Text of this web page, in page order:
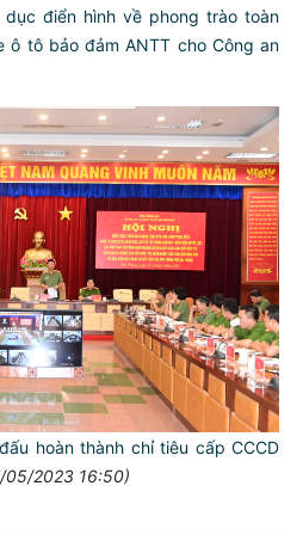
điển hình về phong trào toàn
ô tô bảo đảm ANTT cho Công an
hoàn thành chỉ tiêu cấp CCCD
05/2023 16:50)
CÁCH
AN CÁCH MỆNH LÀ:
LIÊM, CHÍNH
ÁI GIÚP ĐỠ
TRUNG THÀNH